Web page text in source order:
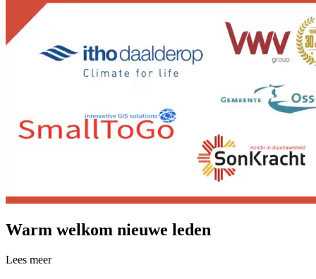
Warm welkom nieuwe leden
Lees meer over Warm welkom nieuwe leden
Lees meer